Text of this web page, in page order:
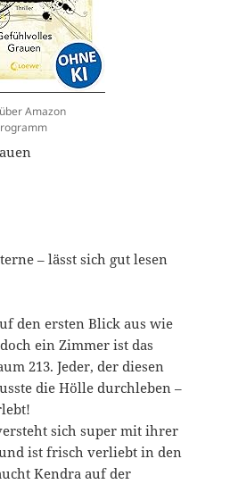
Amazon
– lässt sich gut lesen
den ersten Blick aus wie
ein Zimmer ist das
213. Jeder, der diesen
die Hölle durchleben –
sich super mit ihrer
ist frisch verliebt in den
Kendra auf der